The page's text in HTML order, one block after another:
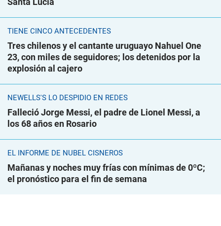
TIENE CINCO ANTECEDENTES
Tres chilenos y el cantante uruguayo Nahuel One
23, con miles de seguidores; los detenidos por la
explosión al cajero
NEWELLS'S LO DESPIDIÓ EN REDES
Falleció Jorge Messi, el padre de Lionel Messi, a
los 68 años en Rosario
EL INFORME DE NUBEL CISNEROS
Mañanas y noches muy frías con mínimas de 0ºC;
el pronóstico para el fin de semana